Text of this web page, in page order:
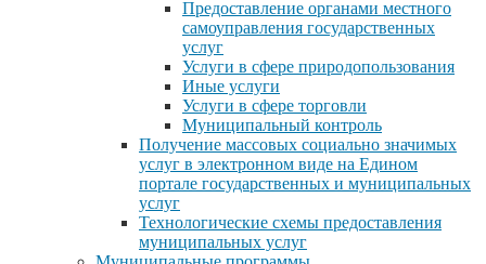
Предоставление органами местного
самоуправления государственных
услуг
Услуги в сфере природопользования
Иные услуги
Услуги в сфере торговли
Муниципальный контроль
Получение массовых социально значимых
услуг в электронном виде на Едином
портале государственных и муниципальных
услуг
Технологические схемы предоставления
муниципальных услуг